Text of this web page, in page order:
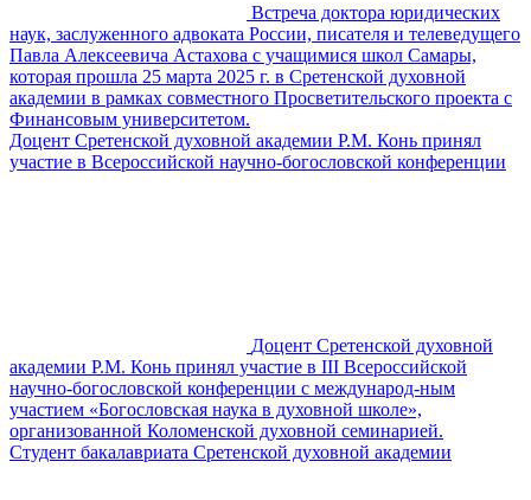
Встреча доктора юридических
наук, заслуженного адвоката России, писателя и телеведущего
Павла Алексеевича Астахова с учащимися школ Самары,
которая прошла 25 марта 2025 г. в Сретенской духовной
академии в рамках совместного Просветительского проекта с
Финансовым университетом.
Доцент Сретенской духовной академии Р.М. Конь принял
участие в Всероссийской научно-богословской конференции
Доцент Сретенской духовной
академии Р.М. Конь принял участие в III Всероссийской
научно-богословской конференции с международ-ным
участием «Богословская наука в духовной школе»,
организованной Коломенской духовной семинарией.
Студент бакалавриата Сретенской духовной академии